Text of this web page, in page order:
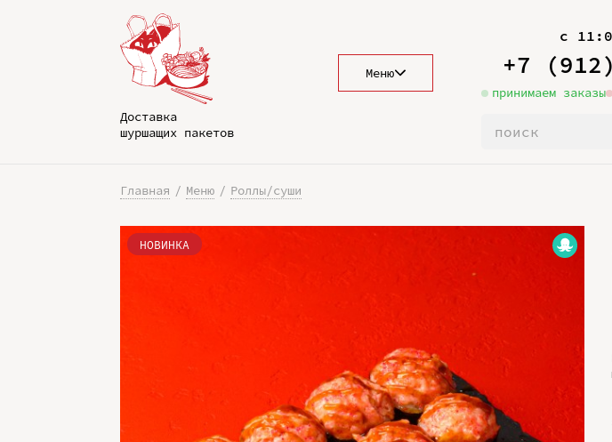
Доставка
шуршащих пакетов
Меню
с
+7
принимаем заказы
Главная Меню Роллы/суши
НОВИНКА